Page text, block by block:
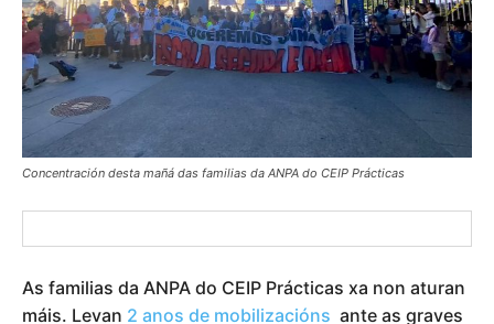
Concentración desta mañá das familias da ANPA do CEIP Prácticas
As familias da ANPA do CEIP Prácticas xa non aturan
máis. Levan 2 anos de mobilizacións ante as graves